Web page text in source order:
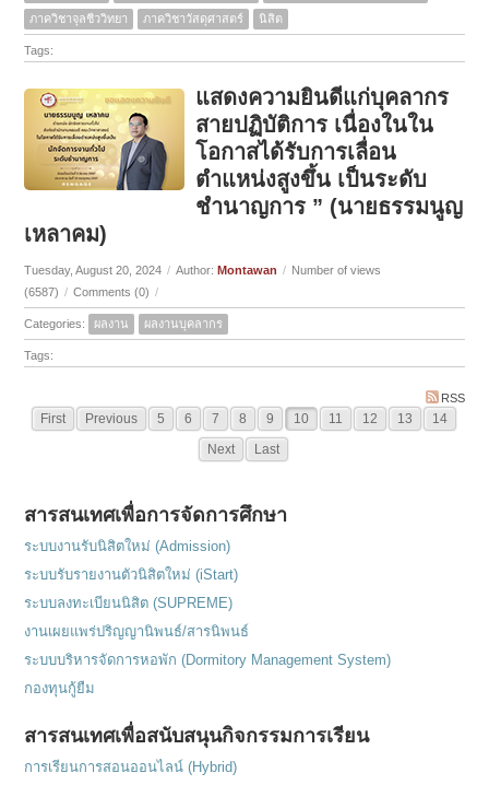
ภาควิชาจุลชีววิทยา
ภาควิชาวัสดุศาสตร์ นิสิต
Tags:
แสดงความยินดีแก่บุคลากร
สายปฏิบัติการ เนื่องในใน
โอกาสได้รับการเลื่อน
ตำแหน่งสูงขึ้น เป็นระดับ
ชำนาญการ ” (นายธรรมนูญ
เหลาคม)
Tuesday, August 20, 2024 / Author:Montawan / Number of views
(6587) / Comments (0) /
Categories: ผลงาน ผลงานบุคลากร
Tags:
RSS
First Previous 5 6 7 8 9 10 11 12 13
14
Next
Last
สารสนเทศเพื่อการจัดการศึกษา
ระบบงานรับนิสิตใหม่ (Admission)
ระบบรับรายงานตัวนิสิตใหม่ (iStart)
ระบบลงทะเบียนนิสิต (SUPREME)
งานเผยแพร่ปริญญานิพนธ์/สารนิพนธ์
ระบบบริหารจัดการหอพัก (Dormitory Management System)
กองทุนกู้ยืม
สารสนเทศเพื่อสนับสนุนกิจกรรมการเรียน
การเรียนการสอนออนไลน์ (Hybrid)